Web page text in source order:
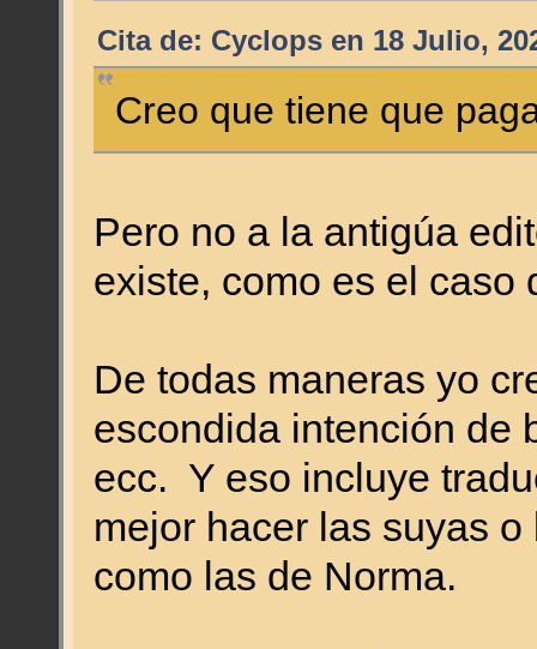
Cita de: Cyclops en 18 Julio,
Creo que tiene que
Pero no a la antigúa
existe, como es el caso
De todas maneras yo
escondida intención de
ecc. Y eso incluye
mejor hacer las suyas
como las de Norma.